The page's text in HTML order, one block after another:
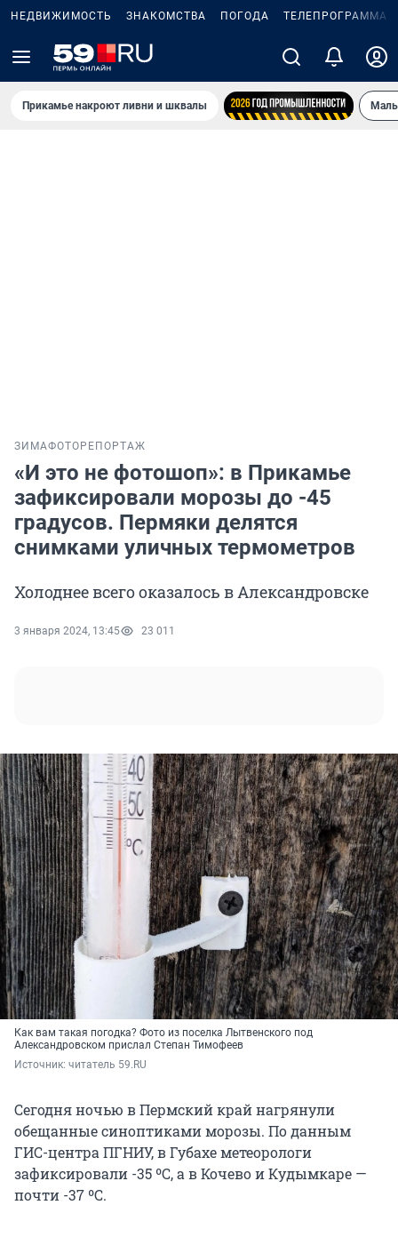
НЕДВИЖИМОСТЬ ЗНАКОМСТВА ПОГОДА ТЕЛЕПРОГРАММА
Прикамье накроют ливни и шквалы
ЗИМАФОТОРЕПОРТАЖ
«И это не фотошоп»: в Прикамье
зафиксировали морозы до -45
градусов. Пермяки делятся
снимками уличных термометров
Холоднее всего оказалось в Александровске
3 января 2024, 13:45 23 011
Как вам такая погодка? Фото из поселка Лытвенского под
Александровском прислал Степан Тимофеев
Источник: читатель 59.RU
Сегодня ночью в Пермский край нагрянули
обещанные синоптиками морозы. По данным
ГИС-центра ПГНИУ, в Губахе метеорологи
зафиксировали -35 ºС, а в Кочево и Кудымкаре —
почти -37 ºС.